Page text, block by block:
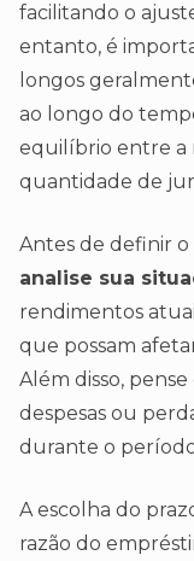
facilitando o
entanto, é
longos
ao longo do
equilíbrio entre a
quantidade de
Antes de definir
analise sua
rendimentos
que possam
Além disso,
despesas ou
durante o
A escolha do
razão do